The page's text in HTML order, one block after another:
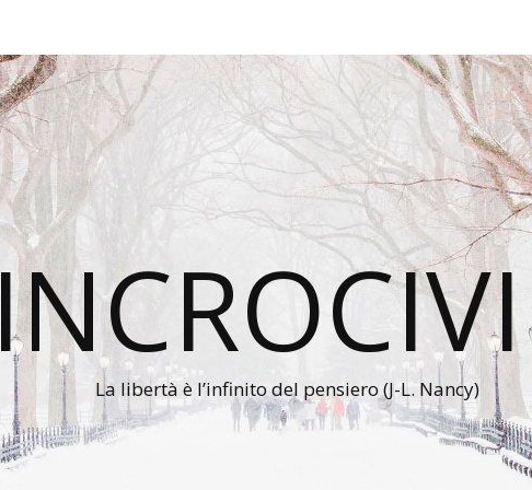
La libertà è l’infinito del pensiero (J-L. Nancy)